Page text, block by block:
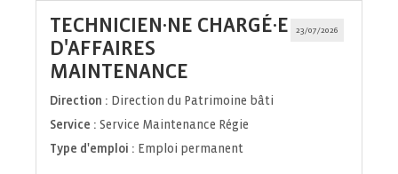
23/07/2026
TECHNICIEN·NE CHARGÉ·E
D'AFFAIRES
MAINTENANCE
fenêtre)
Direction : Direction du Patrimoine bâti
Service : Service Maintenance Régie
Type d'emploi : Emploi permanent